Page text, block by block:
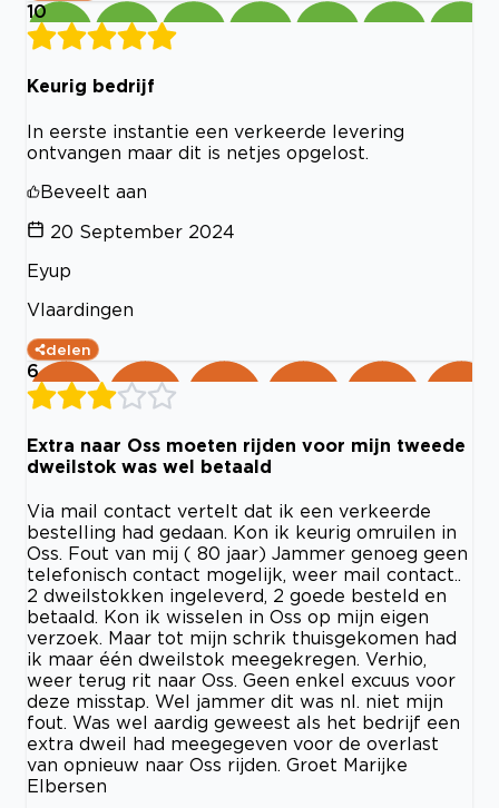
10
Keurig bedrijf
In eerste instantie een verkeerde levering
ontvangen maar dit is netjes opgelost.
Beveelt aan
20 September 2024
Eyup
Vlaardingen
delen
6
Extra naar Oss moeten rijden voor mijn tweede
dweilstok was wel betaald
Via mail contact vertelt dat ik een verkeerde
bestelling had gedaan. Kon ik keurig omruilen in
Oss. Fout van mij ( 80 jaar) Jammer genoeg geen
telefonisch contact mogelijk, weer mail contact..
2 dweilstokken ingeleverd, 2 goede besteld en
betaald. Kon ik wisselen in Oss op mijn eigen
verzoek. Maar tot mijn schrik thuisgekomen had
ik maar één dweilstok meegekregen. Verhio,
weer terug rit naar Oss. Geen enkel excuus voor
deze misstap. Wel jammer dit was nl. niet mijn
fout. Was wel aardig geweest als het bedrijf een
extra dweil had meegegeven voor de overlast
van opnieuw naar Oss rijden. Groet Marijke
Elbersen